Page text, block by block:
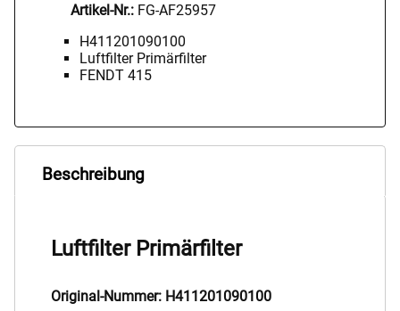
Artikel-Nr.: FG-AF25957
H411201090100
Luftfilter Primärfilter
FENDT 415
Beschreibung
Luftfilter Primärfilter
Original-Nummer: H411201090100